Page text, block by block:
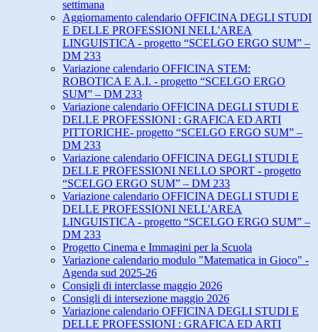
settimana
Aggiornamento calendario OFFICINA DEGLI STUDI
E DELLE PROFESSIONI NELL'AREA
LINGUISTICA - progetto “SCELGO ERGO SUM” –
DM 233
Variazione calendario OFFICINA STEM:
ROBOTICA E A.I. - progetto “SCELGO ERGO
SUM” – DM 233
Variazione calendario OFFICINA DEGLI STUDI E
DELLE PROFESSIONI : GRAFICA ED ARTI
PITTORICHE- progetto “SCELGO ERGO SUM” –
DM 233
Variazione calendario OFFICINA DEGLI STUDI E
DELLE PROFESSIONI NELLO SPORT - progetto
“SCELGO ERGO SUM” – DM 233
Variazione calendario OFFICINA DEGLI STUDI E
DELLE PROFESSIONI NELL'AREA
LINGUISTICA - progetto “SCELGO ERGO SUM” –
DM 233
Progetto Cinema e Immagini per la Scuola
Variazione calendario modulo "Matematica in Gioco" -
Agenda sud 2025-26
Consigli di interclasse maggio 2026
Consigli di intersezione maggio 2026
Variazione calendario OFFICINA DEGLI STUDI E
DELLE PROFESSIONI : GRAFICA ED ARTI